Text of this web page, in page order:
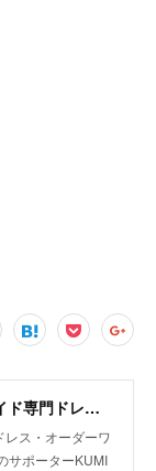
名古屋 豊橋のオーダーメイド専門ドレスデザイナー KUMI OHARA
ス・オーダーワ
サポーターKUMI